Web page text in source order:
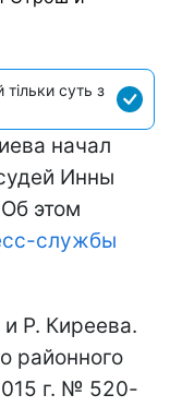
суть з
начал
Инны
этом
службы
Р. Киреева.
районного
г. № 520-